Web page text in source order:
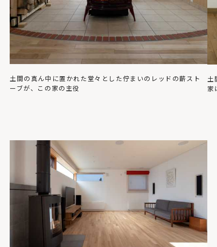
土間の真ん中に置かれた堂々とした佇まいのレッドの薪スト
ーブが、この家の主役
土
家